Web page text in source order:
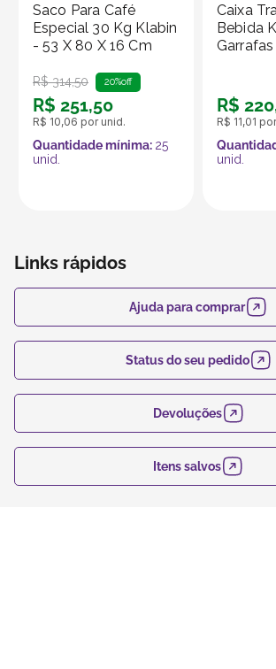
alcance e os recursos da plataforma,
especializada em embalagens e
Saco Para Café
Especial 30 Kg Klabin
- 53 X 80 X 16 Cm
R$ 314,50 20%off
R$ 251,50
R$ 10,06 por unid.
Quantidade mínima: 25
unid.
Caixa
Bebida
Garrafas
R$ 220
R$ 11,01
unid.
Links rápidos
Ajuda para comprar
Status do seu pedido
Devoluções
Itens salvos